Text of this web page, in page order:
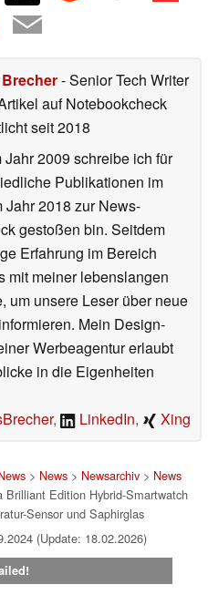
- Senior Tech Writer
auf Notebookcheck
seit 2018
Jahr 2009 schreibe ich für
Publikationen im
Jahr 2018 zur News-
gestoßen bin. Seitdem
Erfahrung im Bereich
mit meiner lebenslangen
um unsere Leser über neue
Mein Design-
Werbeagentur erlaubt
in die Eigenheiten
, LinkedIn, Xing
> News> Newsarchiv> News
Brilliant Edition Hybrid-Smartwatch
Sensor und Saphirglas
(Update: 18.02.2026)